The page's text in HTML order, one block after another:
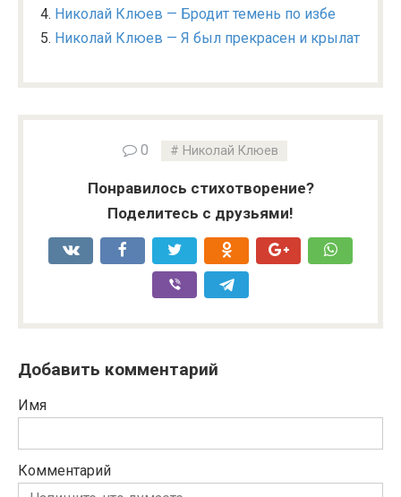
Николай Клюев — Бродит темень по избе
Николай Клюев — Я был прекрасен и крылат
0 Николай Клюев
Понравилось стихотворение?
Поделитесь с друзьями!
Добавить комментарий
Имя
Комментарий